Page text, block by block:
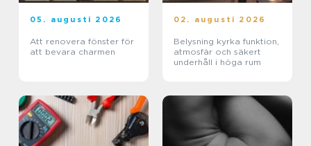
05. augusti 2026
Att renovera fönster för
att bevara charmen
02. augusti 2026
Belysning kyrka funktion,
atmosfär och säkert
underhåll i höga rum